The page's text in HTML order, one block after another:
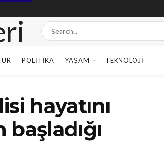
POLITIKA YAŞAM TEKNOLOJI
hayatını
başladığı